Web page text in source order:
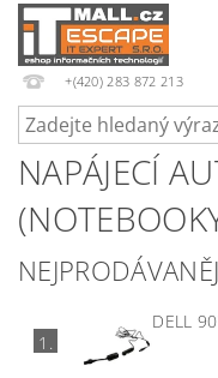
+(420) 283 872 213
NAPÁJECÍ
1.
DELL